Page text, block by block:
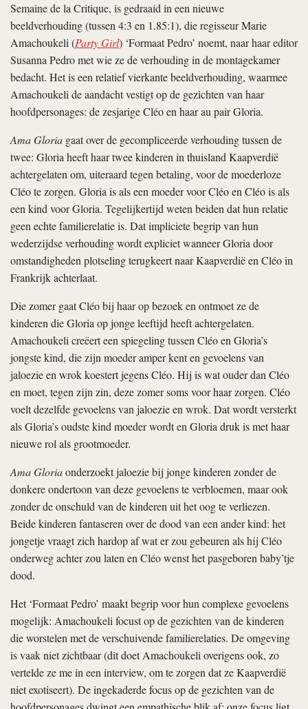
Semaine de la Critique, is gedraaid in een nieuwe
beeldverhouding (tussen 4:3 en 1.85:1), die regisseur Marie
Amachoukeli (Party Girl) ‘Formaat Pedro’ noemt, naar haar editor
Susanna Pedro met wie ze de verhouding in de montagekamer
bedacht. Het is een relatief vierkante beeldverhouding, waarmee
Amachoukeli de aandacht vestigt op de gezichten van haar
hoofdpersonages: de zesjarige Cléo en haar au pair Gloria.
Ama Gloria gaat over de gecompliceerde verhouding tussen de
twee: Gloria heeft haar twee kinderen in thuisland Kaapverdië
achtergelaten om, uiteraard tegen betaling, voor de moederloze
Cléo te zorgen. Gloria is als een moeder voor Cléo en Cléo is als
een kind voor Gloria. Tegelijkertijd weten beiden dat hun relatie
geen echte familierelatie is. Dat impliciete begrip van hun
wederzijdse verhouding wordt expliciet wanneer Gloria door
omstandigheden plotseling terugkeert naar Kaapverdië en Cléo in
Frankrijk achterlaat.
Die zomer gaat Cléo bij haar op bezoek en ontmoet ze de
kinderen die Gloria op jonge leeftijd heeft achtergelaten.
Amachoukeli creëert een spiegeling tussen Cléo en Gloria’s
jongste kind, die zijn moeder amper kent en gevoelens van
jaloezie en wrok koestert jegens Cléo. Hij is wat ouder dan Cléo
en moet, tegen zijn zin, deze zomer soms voor haar zorgen. Cléo
voelt dezelfde gevoelens van jaloezie en wrok. Dat wordt versterkt
als Gloria’s oudste kind moeder wordt en Gloria druk is met haar
nieuwe rol als grootmoeder.
Ama Gloriaonderzoekt jaloezie bij jonge kinderen zonder de
donkere ondertoon van deze gevoelens te verbloemen, maar ook
zonder de onschuld van de kinderen uit het oog te verliezen.
Beide kinderen fantaseren over de dood van een ander kind: het
jongetje vraagt zich hardop af wat er zou gebeuren als hij Cléo
onderweg achter zou laten en Cléo wenst het pasgeboren baby’tje
dood.
Het ‘Formaat Pedro’ maakt begrip voor hun complexe gevoelens
mogelijk: Amachoukeli focust op de gezichten van de kinderen
die worstelen met de verschuivende familierelaties. De omgeving
is vaak niet zichtbaar (dit doet Amachoukeli overigens ook, zo
vertelde ze me in een interview, om te zorgen dat ze Kaapverdië
niet exotiseert). De ingekaderde focus op de gezichten van de